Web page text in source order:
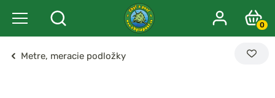
0
Metre, meracie podložky